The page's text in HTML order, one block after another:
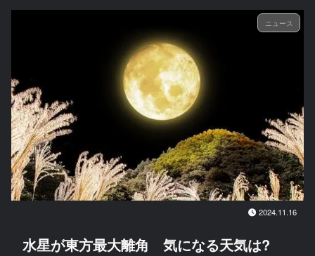
ニュース
2024.11.16
水星が東方最大離角 気になる天気は?